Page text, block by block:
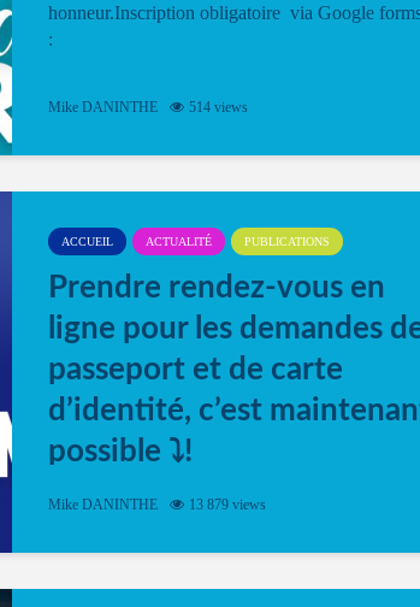
honneur.Inscription obligatoire via Google
:
Mike DANINTHE 514 views
ACCUEIL ACTUALITÉ PUBLICATIONS
Prendre rendez-vous en
ligne pour les demandes
passeport et de carte
d’identité, c’est
possible ⤵️!
Désormais, il est possible de prendre rendez-
Mike DANINTHE 13 879 views